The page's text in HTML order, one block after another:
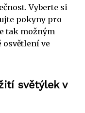
Vyberte si
pokyny pro
tak možným
osvětlení ve
světýlek v